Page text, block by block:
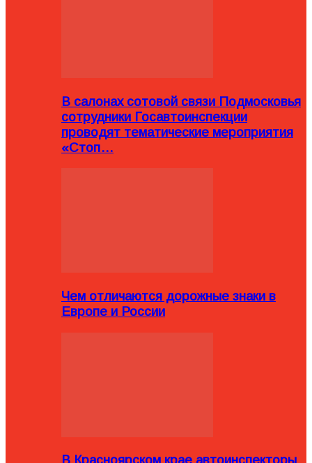
В салонах сотовой связи Подмосковья
сотрудники Госавтоинспекции
проводят тематические мероприятия
«Стоп…
Чем отличаются дорожные знаки в
Европе и России